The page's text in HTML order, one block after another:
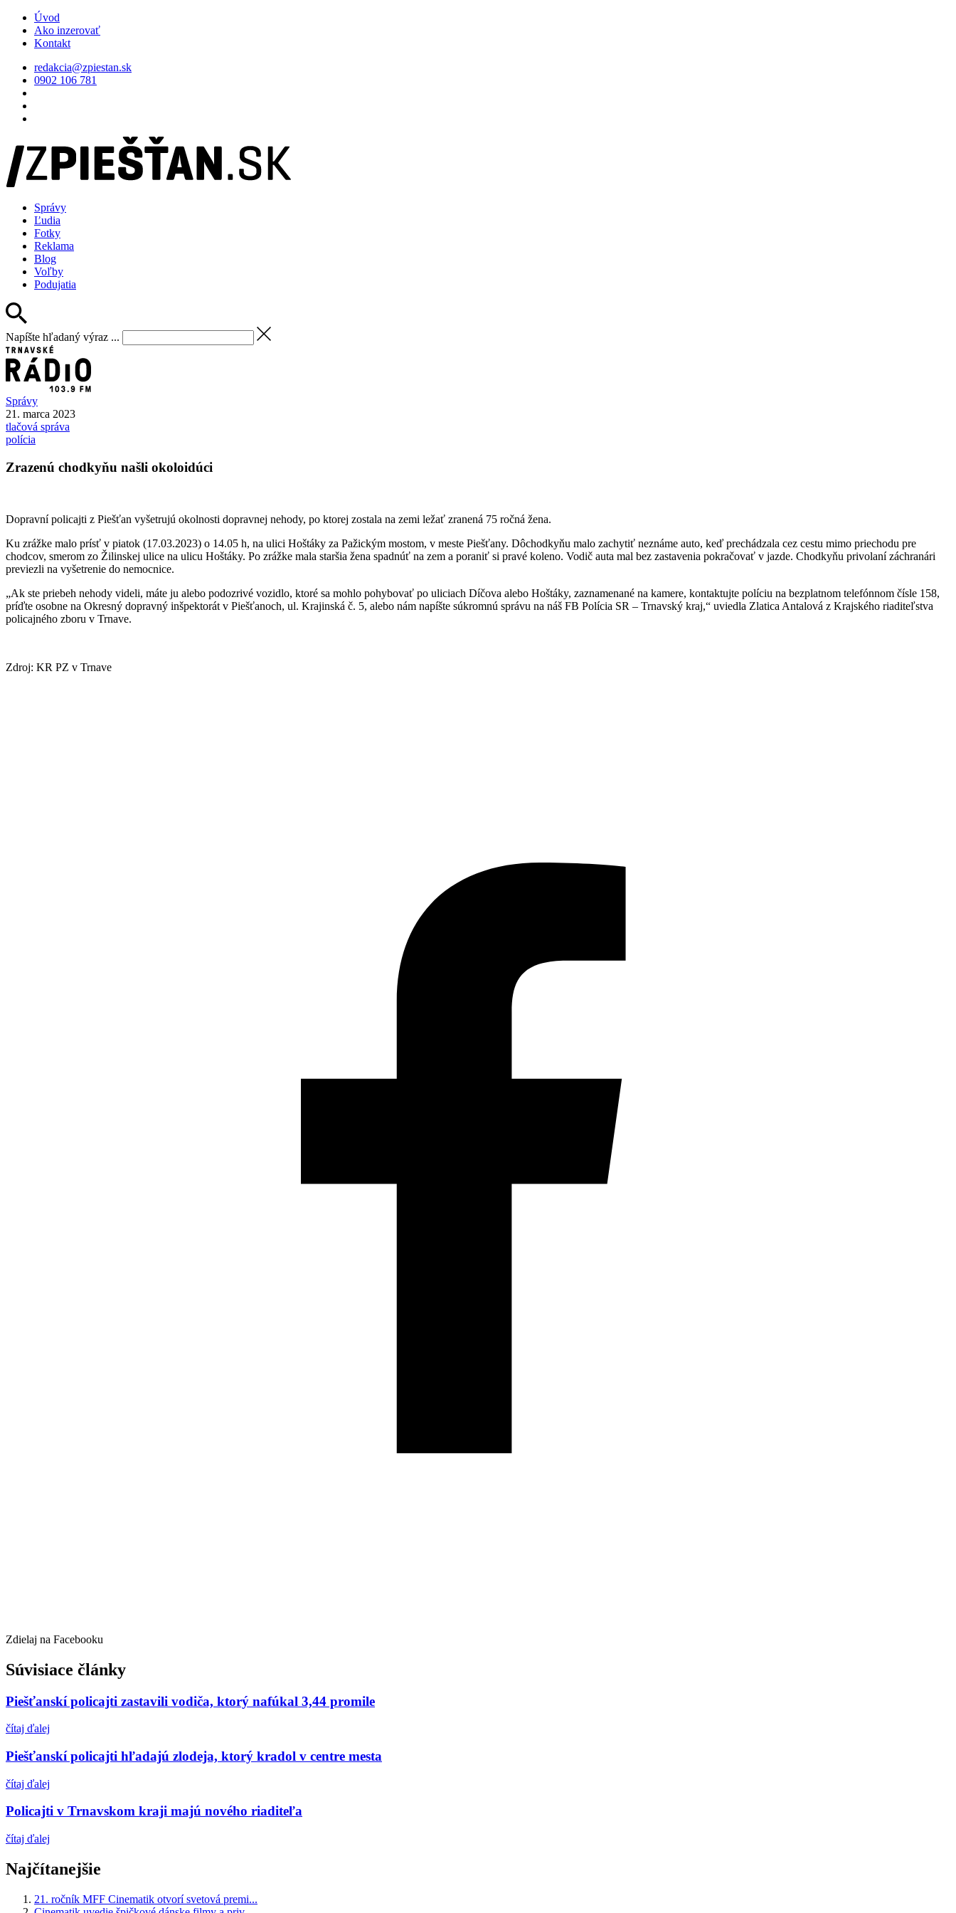
Úvod
Ako inzerovať
Kontakt
redakcia@zpiestan.sk
0902 106 781
Správy
Ľudia
Fotky
Reklama
Blog
Voľby
Podujatia
Napíšte hľadaný výraz ...
Správy
21. marca 2023
tlačová správa
polícia
Zrazenú chodkyňu našli okoloidúci
Dopravní policajti z Piešťan vyšetrujú okolnosti dopravnej nehody, po ktorej zostala na zemi ležať zranená 75 ročná žena.
Ku zrážke malo prísť v piatok (17.03.2023) o 14.05 h, na ulici Hoštáky za Pažickým mostom, v meste Piešťany. Dôchodkyňu malo zachytiť neznáme auto, keď prechádzala cez cestu mimo priechodu pre
chodcov, smerom zo Žilinskej ulice na ulicu Hoštáky. Po zrážke mala staršia žena spadnúť na zem a poraniť si pravé koleno. Vodič auta mal bez zastavenia pokračovať v jazde. Chodkyňu privolaní záchranári
previezli na vyšetrenie do nemocnice.
„Ak ste priebeh nehody videli, máte ju alebo podozrivé vozidlo, ktoré sa mohlo pohybovať po uliciach Díčova alebo Hoštáky, zaznamenané na kamere, kontaktujte políciu na bezplatnom telefónnom čísle 158,
príďte osobne na Okresný dopravný inšpektorát v Piešťanoch, ul. Krajinská č. 5, alebo nám napíšte súkromnú správu na náš FB Polícia SR – Trnavský kraj,“ uviedla Zlatica Antalová z Krajského riaditeľstva
policajného zboru v Trnave.
Zdroj: KR PZ v Trnave
Zdielaj na Facebooku
Súvisiace články
Piešťanskí policajti zastavili vodiča, ktorý nafúkal 3,44 promile
čítaj ďalej
Piešťanskí policajti hľadajú zlodeja, ktorý kradol v centre mesta
čítaj ďalej
Policajti v Trnavskom kraji majú nového riaditeľa
čítaj ďalej
Najčítanejšie
21. ročník MFF Cinematik otvorí svetová premi...